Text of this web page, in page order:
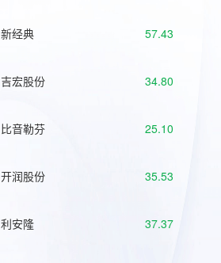
新经典 57.43
吉宏股份 34.80
比音勒芬 25.10
开润股份 35.53
利安隆 37.37